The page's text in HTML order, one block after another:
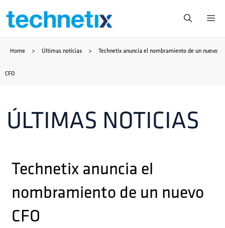
Saltar
contenido
Home > Últimas noticias > Technetix anuncia el nombramiento de un nuevo
CFO
ÚLTIMAS NOTICIAS
Technetix anuncia el
nombramiento de un nuevo
CFO